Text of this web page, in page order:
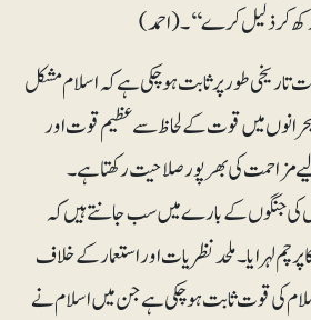
رکھ کر ذلیل کرے‘‘۔(احمد)
تاریخی طور پر ثابت ہوچکی ہے کہ اسلام مشکل
میں قوت کے لحاظ سے عظیم قوت اور
مزاحمت کی بھرپور صلاحیت رکھتا ہے۔
کی جنگوں کے بارے میں سب جانتے ہیں کہ
لہرایا۔ ملحد نظریات اور استعمار کے خلاف
کی قوت ثابت ہوچکی ہے جن میں اسلام نے